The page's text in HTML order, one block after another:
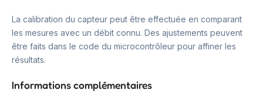
La calibration du capteur peut être effectuée en comparant
les mesures avec un débit connu. Des ajustements peuvent
être faits dans le code du microcontrôleur pour affiner les
résultats.
Informations complémentaires